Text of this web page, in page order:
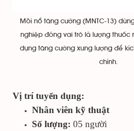
Mồi nổ tăng cường (MNTC-13)
nghiệp đóng vai trò là lượng thuốc
dụng tăng cường xung lượng để
chính.
Vị trí tuyển dụng:
Nhân viên kỹ thuật
Số lượng: 05 người